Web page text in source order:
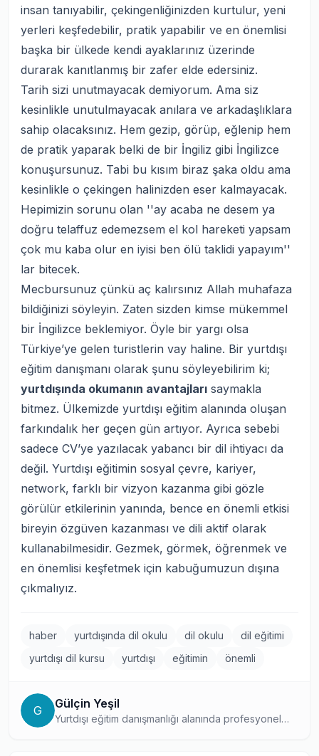
insan tanıyabilir, çekingenliğinizden kurtulur, yeni
yerleri keşfedebilir, pratik yapabilir ve en önemlisi
başka bir ülkede kendi ayaklarınız üzerinde
durarak kanıtlanmış bir zafer elde edersiniz.
Tarih sizi unutmayacak demiyorum. Ama siz
kesinlikle unutulmayacak anılara ve arkadaşlıklara
sahip olacaksınız. Hem gezip, görüp, eğlenip hem
de pratik yaparak belki de bir İngiliz gibi İngilizce
konuşursunuz. Tabi bu kısım biraz şaka oldu ama
kesinlikle o çekingen halinizden eser kalmayacak.
Hepimizin sorunu olan ''ay acaba ne desem ya
doğru telaffuz edemezsem el kol hareketi yapsam
çok mu kaba olur en iyisi ben ölü taklidi yapayım''
lar bitecek.
Mecbursunuz çünkü aç kalırsınız Allah muhafaza
bildiğinizi söyleyin. Zaten sizden kimse mükemmel
bir İngilizce beklemiyor. Öyle bir yargı olsa
Türkiye’ye gelen turistlerin vay haline. Bir yurtdışı
eğitim danışmanı olarak şunu söyleyebilirim ki;
yurtdışında okumanın avantajları saymakla
bitmez. Ülkemizde yurtdışı eğitim alanında oluşan
farkındalık her geçen gün artıyor. Ayrıca sebebi
sadece CV’ye yazılacak yabancı bir dil ihtiyacı da
değil. Yurtdışı eğitimin sosyal çevre, kariyer,
network, farklı bir vizyon kazanma gibi gözle
görülür etkilerinin yanında, bence en önemli etkisi
bireyin özgüven kazanması ve dili aktif olarak
kullanabilmesidir. Gezmek, görmek, öğrenmek ve
en önemlisi keşfetmek için kabuğumuzun dışına
çıkmalıyız.
haber yurtdışında dil okulu dil okulu
dil eğitimi
yurtdışı dil kursu
yurtdışı eğitimin önemli
G Gülçin Yeşil
Yurtdışı eğitim danışmanlığı alanında profesyonel